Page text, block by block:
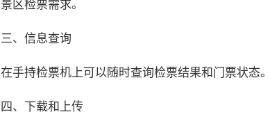
三、信息查询
在手持检票机上可以随时查询检票结果和门票状态。
四、下载和上传